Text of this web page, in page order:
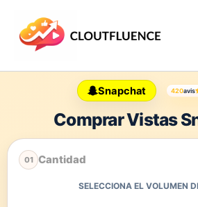
contenido
Snapchat 420avis
Comprar Vistas
01 Cantidad
SELECCIONA EL VOLUMEN